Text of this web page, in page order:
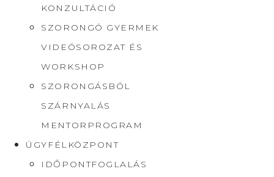
KONZULTÁCIÓ
SZORONGÓ GYERMEK
VIDEÓSOROZAT ÉS
WORKSHOP
SZORONGÁSBÓL
SZÁRNYALÁS
MENTORPROGRAM
ÜGYFÉLKÖZPONT
IDŐPONTFOGLALÁS